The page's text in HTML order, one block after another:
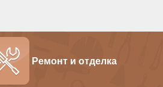
к контенту
Ремонт и отделка